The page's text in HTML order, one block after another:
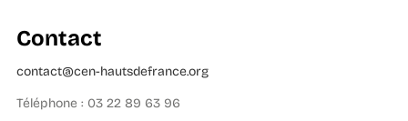
Contact
contact@cen-hautsdefrance.org
Téléphone : 03 22 89 63 96